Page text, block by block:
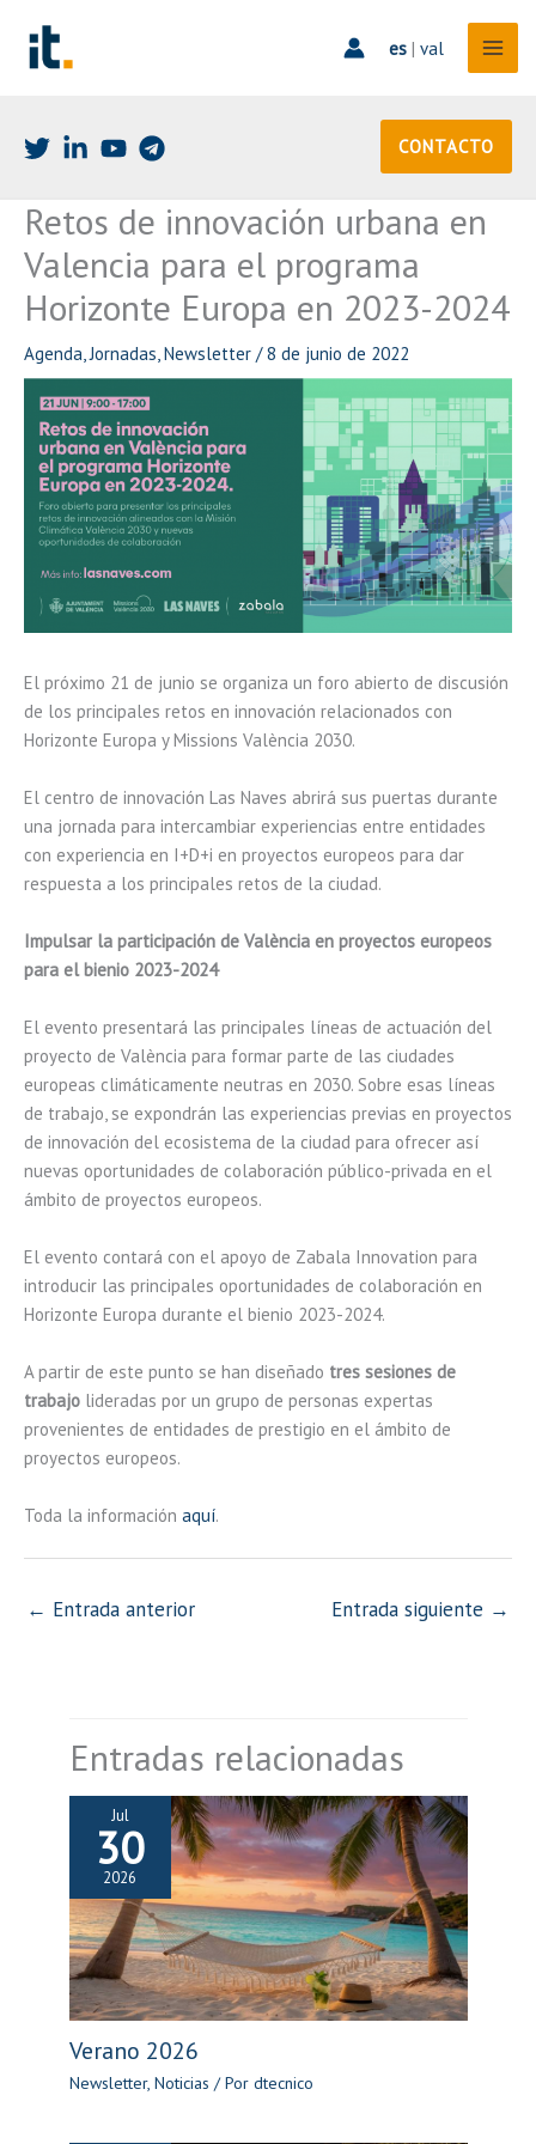
contenido
es| val
CONTACTO
Retos de innovación urbana en
Valencia para el programa
Horizonte Europa en 2023-2024
Agenda,Jornadas,Newsletter /8 de junio de 2022
El próximo 21 de junio se organiza un foro abierto de discusión
de los principales retos en innovación relacionados con
Horizonte Europa y Missions València 2030.
El centro de innovación Las Naves abrirá sus puertas durante
una jornada para intercambiar experiencias entre entidades
con experiencia en I+D+i en proyectos europeos para dar
respuesta a los principales retos de la ciudad.
Impulsar la participación de València en proyectos europeos
para el bienio 2023-2024
El evento presentará las principales líneas de actuación del
proyecto de València para formar parte de las ciudades
europeas climáticamente neutras en 2030. Sobre esas líneas
de trabajo, se expondrán las experiencias previas en proyectos
de innovación del ecosistema de la ciudad para ofrecer así
nuevas oportunidades de colaboración público-privada en el
ámbito de proyectos europeos.
El evento contará con el apoyo de Zabala Innovation para
introducir las principales oportunidades de colaboración en
Horizonte Europa durante el bienio 2023-2024.
A partir de este punto se han diseñado tres sesiones de
trabajo lideradas por un grupo de personas expertas
provenientes de entidades de prestigio en el ámbito de
proyectos europeos.
Toda la información aquí.
← Entrada anterior Entrada siguiente →
Entradas relacionadas
Jul
30
2026
Verano 2026
Newsletter, Noticias / Por dtecnico